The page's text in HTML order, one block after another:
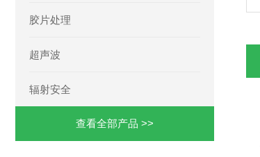
胶片处理
超声波
辐射安全
查看全部产品 >>